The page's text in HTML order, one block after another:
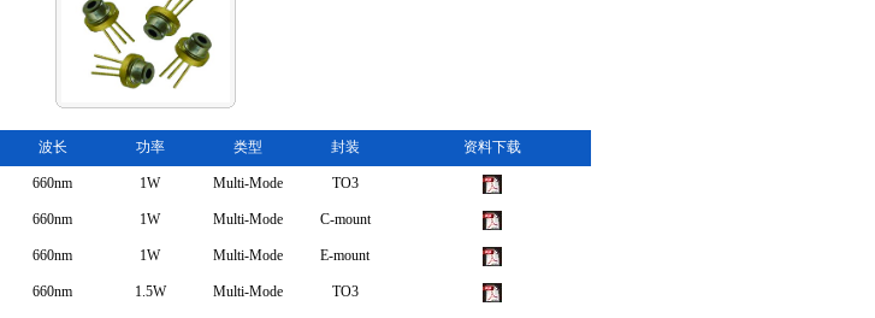
波长 功率 类型 封装 资料下载
660nm 1W Multi-Mode TO3
660nm 1W Multi-Mode C-mount
660nm 1W Multi-Mode E-mount
660nm 1.5W Multi-Mode TO3